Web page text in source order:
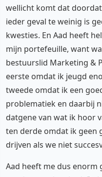
wellicht komt dat
ieder geval te weinig is
kwesties. En Aad heeft
mijn portefeuille, want
bestuurslid Marketing &
eerste omdat ik jeugd
tweede omdat ik een
problematiek en daarbij
datgene van wat ik hoor
ten derde omdat ik geen
drijven als we niet
Aad heeft me dus enorm